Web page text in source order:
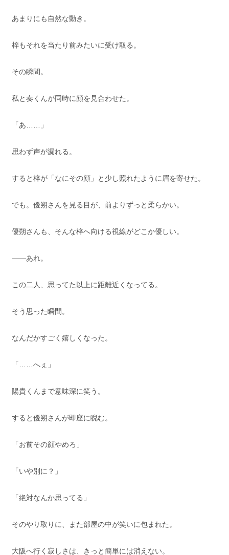
あまりにも自然な動き。
梓もそれを当たり前みたいに受け取る。
その瞬間。
私と奏くんが同時に顔を見合わせた。
「あ……」
思わず声が漏れる。
すると梓が「なにその顔」と少し照れたように眉を寄せた。
でも。優朔さんを見る目が、前よりずっと柔らかい。
優朔さんも、そんな梓へ向ける視線がどこか優しい。
——あれ。
この二人、思ってた以上に距離近くなってる。
そう思った瞬間。
なんだかすごく嬉しくなった。
「……へぇ」
陽貴くんまで意味深に笑う。
すると優朔さんが即座に睨む。
「お前その顔やめろ」
「いや別に？」
「絶対なんか思ってる」
そのやり取りに、また部屋の中が笑いに包まれた。
大阪へ行く寂しさは、きっと簡単には消えない。